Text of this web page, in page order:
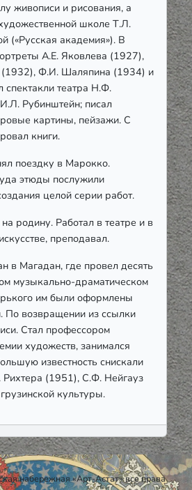
живописи и рисования, а
школе Т.Л.
(«Русская академия»). В
А.Е. Яковлева (1927),
Ф.И. Шаляпина (1934) и
спектакли театра Н.Ф.
Рубинштейн; писал
картины, пейзажи. С
книги.
поездку в Марокко.
этюды послужили
целой серии работ.
родину. Работал в театре и в
преподавал.
в Магадан, где провел десять
музыкально-драматическом
им были оформлены
По возвращении из ссылки
Стал профессором
художеств, занимался
известность снискали
Рихтера (1951), С.Ф. Нейгауз
культуры.
набережная «Арт-Астат» все права